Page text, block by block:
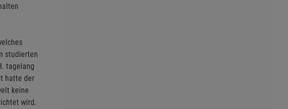
studierten
tagelang
hatte der
keine
wird.